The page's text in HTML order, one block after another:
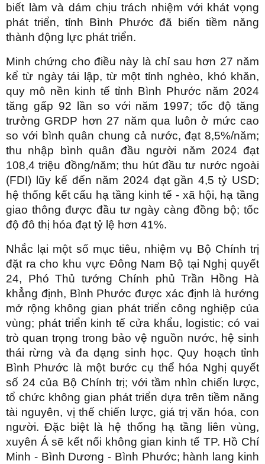
biết làm và dám chịu trách nhiệm với khát vọng
phát triển, tỉnh Bình Phước đã biến tiềm năng
thành động lực phát triển.
Minh chứng cho điều này là chỉ sau hơn 27 năm
kể từ ngày tái lập, từ một tỉnh nghèo, khó khăn,
quy mô nền kinh tế tỉnh Bình Phước năm 2024
tăng gấp 92 lần so với năm 1997; tốc độ tăng
trưởng GRDP hơn 27 năm qua luôn ở mức cao
so với bình quân chung cả nước, đạt 8,5%/năm;
thu nhập bình quân đầu người năm 2024 đạt
108,4 triệu đồng/năm; thu hút đầu tư nước ngoài
(FDI) lũy kế đến năm 2024 đạt gần 4,5 tỷ USD;
hệ thống kết cấu hạ tầng kinh tế - xã hội, hạ tầng
giao thông được đầu tư ngày càng đồng bộ; tốc
độ đô thị hóa đạt tỷ lệ hơn 41%.
Nhắc lại một số mục tiêu, nhiệm vụ Bộ Chính trị
đặt ra cho khu vực Đông Nam Bộ tại Nghị quyết
24, Phó Thủ tướng Chính phủ Trần Hồng Hà
khẳng định, Bình Phước được xác định là hướng
mở rộng không gian phát triển công nghiệp của
vùng; phát triển kinh tế cửa khẩu, logistic; có vai
trò quan trọng trong bảo vệ nguồn nước, hệ sinh
thái rừng và đa dạng sinh học. Quy hoạch tỉnh
Bình Phước là một bước cụ thể hóa Nghị quyết
số 24 của Bộ Chính trị; với tầm nhìn chiến lược,
tổ chức không gian phát triển dựa trên tiềm năng
tài nguyên, vị thế chiến lược, giá trị văn hóa, con
người. Đặc biệt là hệ thống hạ tầng liên vùng,
xuyên Á sẽ kết nối không gian kinh tế TP. Hồ Chí
Minh - Bình Dương - Bình Phước; hành lang kinh